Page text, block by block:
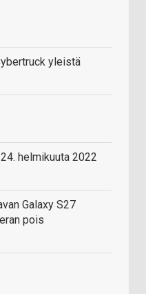
yleistä
helmikuuta 2022
Galaxy S27
pois